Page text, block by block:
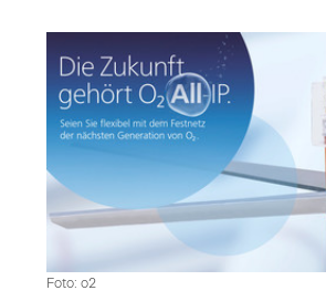
Foto: o2